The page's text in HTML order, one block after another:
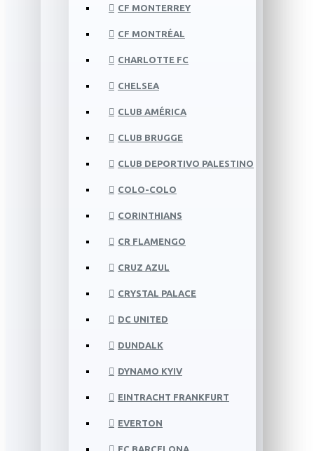
CF MONTERREY
CF MONTRÉAL
CHARLOTTE FC
CHELSEA
CLUB AMÉRICA
CLUB BRUGGE
CLUB DEPORTIVO PALESTINO
COLO-COLO
CORINTHIANS
CR FLAMENGO
CRUZ AZUL
CRYSTAL PALACE
DC UNITED
DUNDALK
DYNAMO KYIV
EINTRACHT FRANKFURT
EVERTON
FC BARCELONA